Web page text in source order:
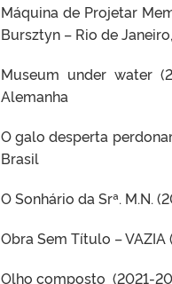
Máquina de Projetar
Bursztyn – Rio de
Museum under water
Alemanha
O galo desperta
Brasil
O Sonhário da Srª. M.N.
Obra Sem Título –
Olho composto (2021-